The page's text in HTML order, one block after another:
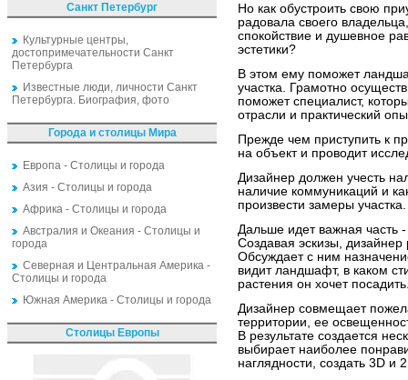
Санкт Петербург
Культурные центры,
достопримечательности Санкт
Петербурга
Известные люди, личности Санкт
Петербурга. Биография, фото
Города и столицы Мира
Европа - Столицы и города
Азия - Столицы и города
Африка - Столицы и города
Австралия и Океания - Столицы и
города
Северная и Центральная Америка -
Столицы и города
Южная Америка - Столицы и города
Столицы Европы
Но как обустроить свою
радовала своего
спокойствие и душевное
эстетики?
В этом ему поможет
участка. Грамотно
поможет специалист,
отрасли и практический
Прежде чем приступить к
на объект и проводит
Дизайнер должен учесть
наличие коммуникаций и
произвести замеры участка.
Дальше идет важная часть
Создавая эскизы, дизайнер
Обсуждает с ним
видит ландшафт, в каком
растения он хочет
Дизайнер совмещает
территории, ее
В результате создается
выбирает наиболее
наглядности, создать 3D и